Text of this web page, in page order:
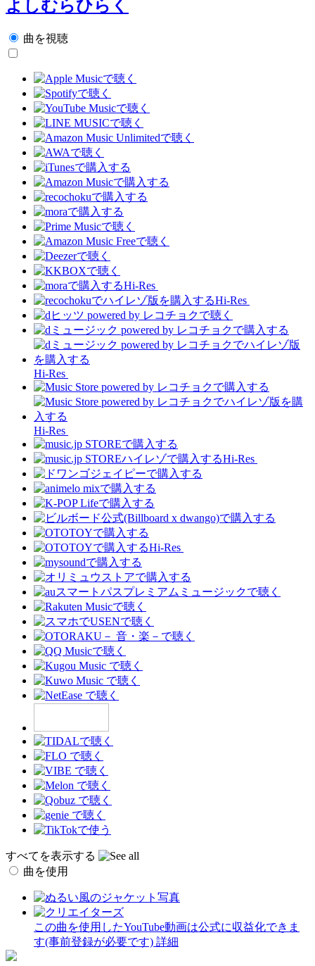
よしむらひらく
曲を視聴
Hi-Res
Hi-Res
Hi-Res
Hi-Res
Hi-Res
Hi-Res
すべてを表示する
曲を使用
この曲を使用したYouTube動画は公式に収益化できま
す(事前登録が必要です) 詳細